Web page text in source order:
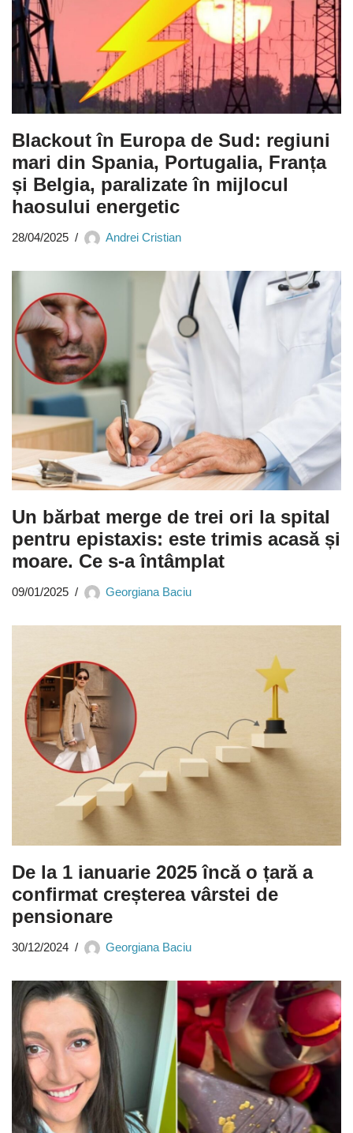
Blackout în Europa de Sud: regiuni
mari din Spania, Portugalia, Franța
și Belgia, paralizate în mijlocul
haosului energetic
28/04/2025 Andrei Cristian
Un bărbat merge de trei ori la spital
pentru epistaxis: este trimis acasă și
moare. Ce s-a întâmplat
09/01/2025 Georgiana Baciu
De la 1 ianuarie 2025 încă o țară a
confirmat creșterea vârstei de
pensionare
30/12/2024 Georgiana Baciu